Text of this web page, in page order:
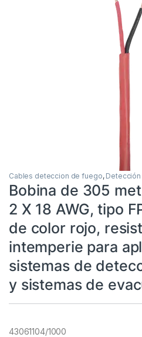
Cables deteccion de fuego,
Bobina de 305
2 X 18 AWG, tipo
de color rojo,
intemperie para
sistemas de
y sistemas de
43061104/1000